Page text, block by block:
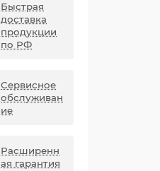
Быстрая
доставка
продукции
по РФ
Сервисное
обслуживан
ие
Расширенн
ая гарантия